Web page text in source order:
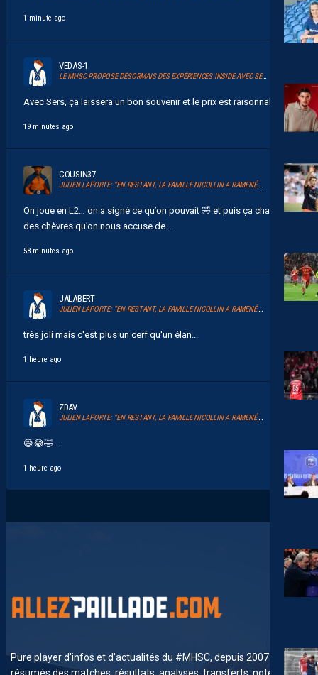
1 minute ago
VEDAS-1
LE MHSC PROPOSE DÉSORMAIS DES EXPÉRIENCES INSIDE AVEC SERSOU
Avec Sers, ça laissera un bon souvenir et le prix est raisonnable....
19 minutes ago
COUSIN37
JULIEN LAPORTE: “EN RESTANT, LA FAMILLE NICOLLIN A RAMENÉ UN ÉLAN AU CLUB.”
On joue en L2… on a signé ce qu’on pouvait 🤣 et puis ça change
des chèvres qu’on nous accuse de...
58 minutes ago
JALABERT
JULIEN LAPORTE: “EN RESTANT, LA FAMILLE NICOLLIN A RAMENÉ UN ÉLAN AU CLUB.”
très joli mais c'est plus un cerf qu'un élan...
1 heure ago
ZDAV
JULIEN LAPORTE: “EN RESTANT, LA FAMILLE NICOLLIN A RAMENÉ UN ÉLAN AU CLUB.”
😅😂🤣...
1 heure ago
Pure player d'infos et d'actualités du #MHSC, depuis 2007. News,